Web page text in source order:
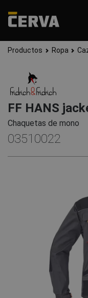
Productos Ropa
FF HANS
Chaquetas de mono
03510022